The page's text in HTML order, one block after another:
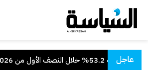
عاجل
الأول من 2026